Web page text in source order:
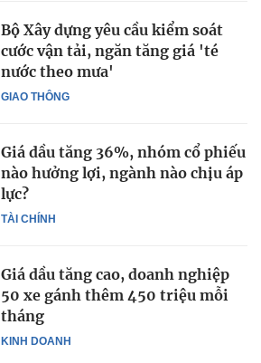
GIAO THÔNG
Bộ Xây dựng yêu cầu kiểm soát
cước vận tải, ngăn tăng giá 'té
nước theo mưa'
TÀI CHÍNH
Giá dầu tăng 36%, nhóm cổ phiếu
nào hưởng lợi, ngành nào chịu áp
lực?
KINH DOANH
Giá dầu tăng cao, doanh nghiệp
50 xe gánh thêm 450 triệu mỗi
tháng